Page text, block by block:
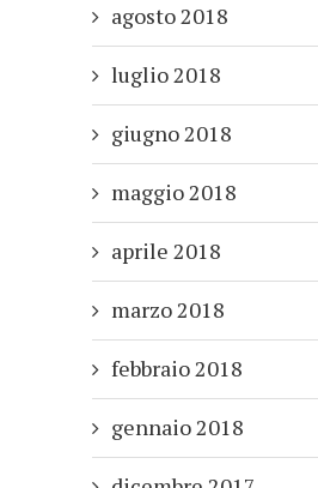
agosto 2018
luglio 2018
giugno 2018
maggio 2018
aprile 2018
marzo 2018
febbraio 2018
gennaio 2018